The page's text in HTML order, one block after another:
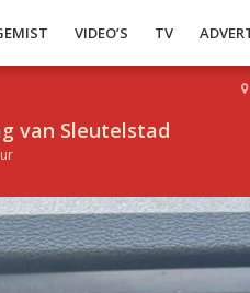
VIDEO’S TV
van Sleutelstad